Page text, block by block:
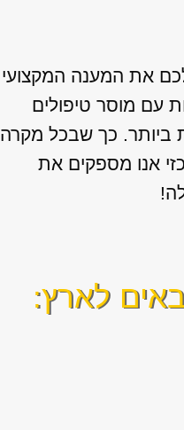
את המענה המקצועי
עם מוסר טיפולים
ביותר. כך שבכל מקרה
אנו מספקים את
לארץ: